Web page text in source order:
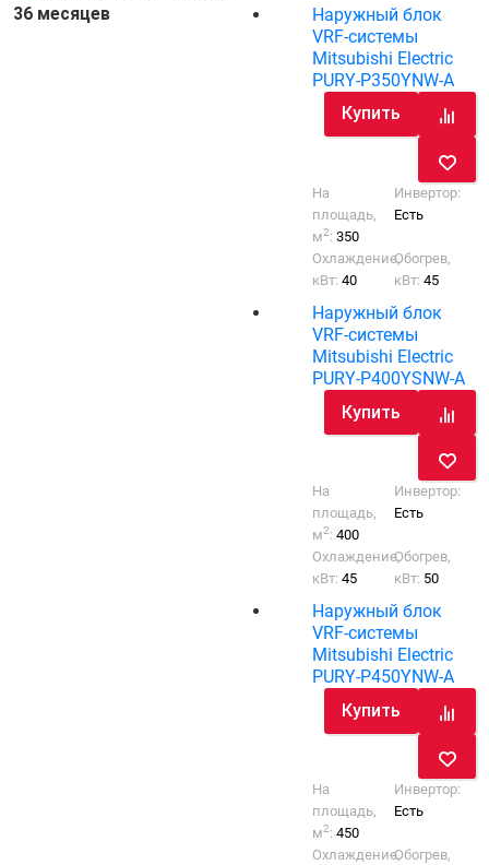
36 месяцев
Наружный блок
VRF-системы
Mitsubishi Electric
PURY-P350YNW-A
Купить
На
площадь,
м2:350
Инвертор:
Есть
Охлаждение,
кВт:40
Обогрев,
кВт:45
Наружный блок
VRF-системы
Mitsubishi Electric
PURY-P400YSNW-A
Купить
На
площадь,
м2:400
Инвертор:
Есть
Охлаждение,
кВт:45
Обогрев,
кВт: 50
Наружный блок
VRF-системы
Mitsubishi Electric
PURY-P450YNW-A
Купить
На
площадь,
м2:450
Инвертор:
Есть
Охлаждение,Обогрев,